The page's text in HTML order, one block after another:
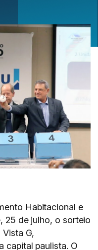
Habitacional e
25 de julho, o sorteio
G,
capital paulista. O